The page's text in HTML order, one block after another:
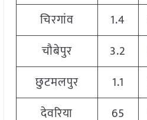
चिरगांव
1.4
चौबेपुर
3.2
छुटमलपुर
1.1
देवरिया
65